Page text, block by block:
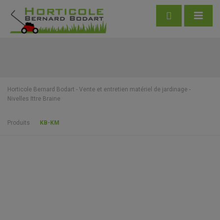
Horticole Bernard Bodart - Vente et entretien matériel de jardinage -
Nivelles Ittre Braine
Produits KB-KM